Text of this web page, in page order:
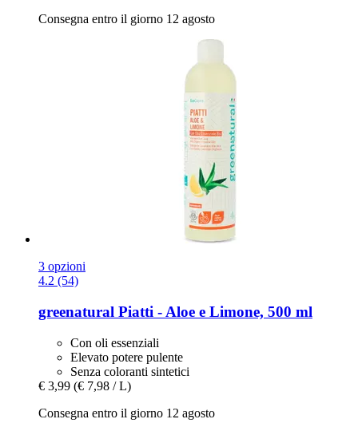
Consegna entro il giorno 12 agosto
3 opzioni
4.2 (54)
greenatural Piatti -​ Aloe e Limone, 500 ml
Con oli essenziali
Elevato potere pulente
Senza coloranti sintetici
€ 3,99 (€ 7,98 / L)
Consegna entro il giorno 12 agosto